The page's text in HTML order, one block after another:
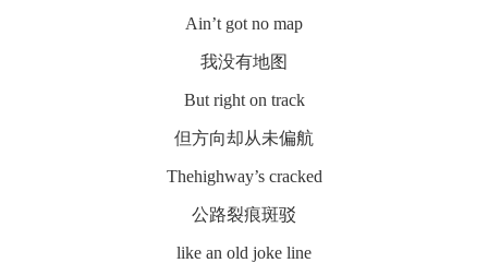
Ain’t got no map
我没有地图
But right on track
但方向却从未偏航
Thehighway’s cracked
公路裂痕斑驳
like an old joke line